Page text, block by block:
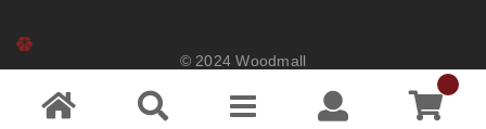
© 2024Woodmall